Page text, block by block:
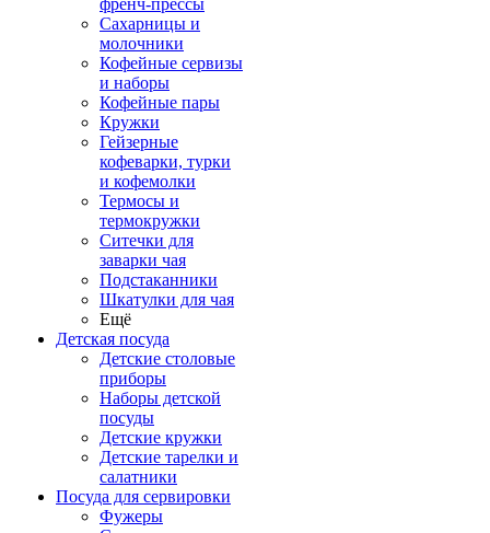
френч-прессы
Сахарницы и
молочники
Кофейные сервизы
и наборы
Кофейные пары
Кружки
Гейзерные
кофеварки, турки
и кофемолки
Термосы и
термокружки
Ситечки для
заварки чая
Подстаканники
Шкатулки для чая
Ещё
Детская посуда
Детские столовые
приборы
Наборы детской
посуды
Детские кружки
Детские тарелки и
салатники
Посуда для сервировки
Фужеры